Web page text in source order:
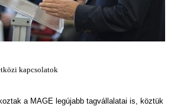
kapcsolatok
a MAGE legújabb tagvállalatai is, köztük